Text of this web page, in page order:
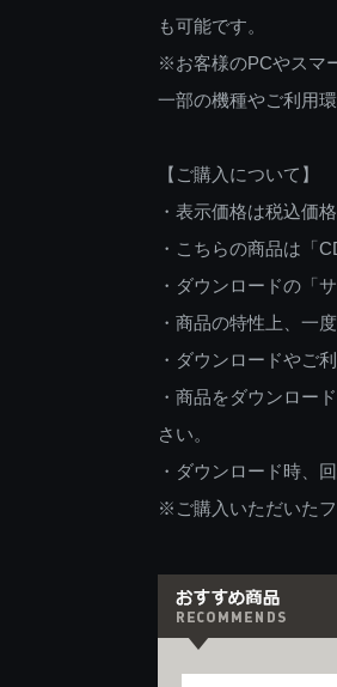
も可能です。
※お客様のPCやスマ
一部の機種やご利用
【ご購入について】
・表示価格は税込価
・こちらの商品は「
・ダウンロードの「
・商品の特性上、一
・ダウンロードやご
・商品をダウンロー
さい。
・ダウンロード時、
※ご購入いただいた